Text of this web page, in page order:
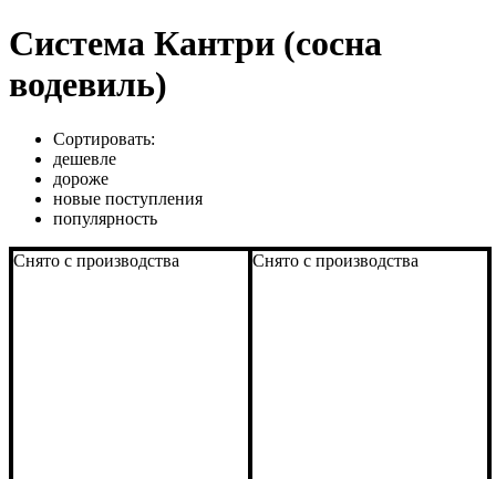
Система Кантри (сосна
водевиль)
Сортировать:
дешевле
дороже
новые поступления
популярность
Снято с производства Снято с производства